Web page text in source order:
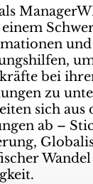
einem
und
bei
zu
sich aus
ab –